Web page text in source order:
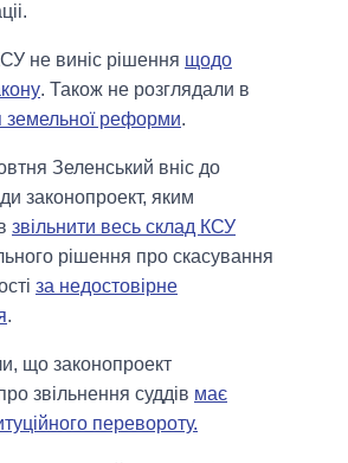
не виніс рішення щодо
. Також не розглядали в
земельної реформи.
Зеленський вніс до
законопроект, яким
звільнити весь склад КСУ
рішення про скасування
за недостовірне
.
що законопроект
звільнення суддів має
перевороту.